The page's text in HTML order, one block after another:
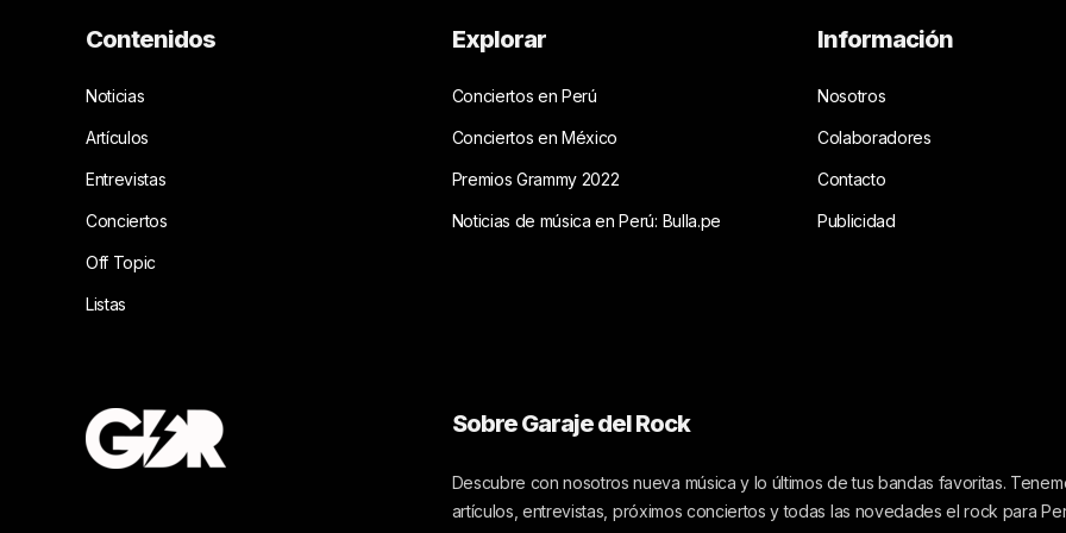
Contenidos
Noticias
Artículos
Entrevistas
Conciertos
Off Topic
Listas
Explorar
Conciertos en Perú
Conciertos en México
Premios Grammy 2022
Noticias de música en Perú: Bulla.pe
Información
Nosotros
Colaboradores
Contacto
Publicidad
Sobre Garaje del Rock
Descubre con nosotros nueva música y lo últimos de tus bandas favoritas.
artículos, entrevistas, próximos conciertos y todas las novedades el rock para